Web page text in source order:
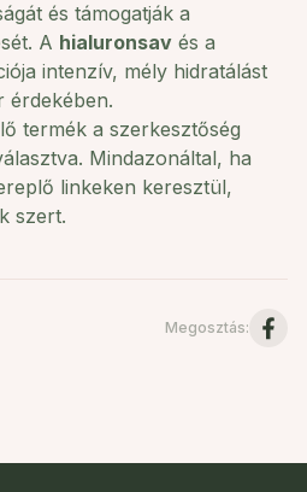
és támogatják a
A hialuronsav és a
intenzív, mély hidratálást
érdekében.
termék a szerkesztőség
Mindazonáltal, ha
linkeken keresztül,
szert.
Megosztás: